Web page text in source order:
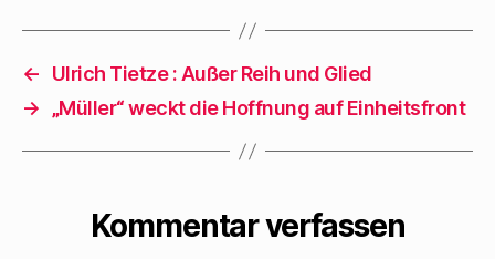
←
Ulrich Tietze : Außer Reih und Glied
→
„Müller“ weckt die Hoffnung auf Einheitsfront
Kommentar verfassen